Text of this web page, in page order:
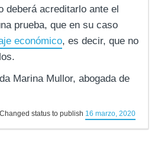
deberá acreditarlo ante el
prueba, que en su caso
económico, es decir, que no
Marina Mullor, abogada de
Changed status to publish 16 marzo, 2020